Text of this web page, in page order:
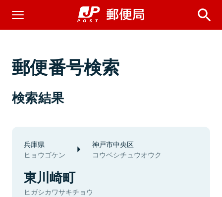
郵便番号検索
検索結果
兵庫県
ヒョウゴケン
神戸市中央区
コウベシチュウオウク
東川崎町
ヒガシカワサキチョウ